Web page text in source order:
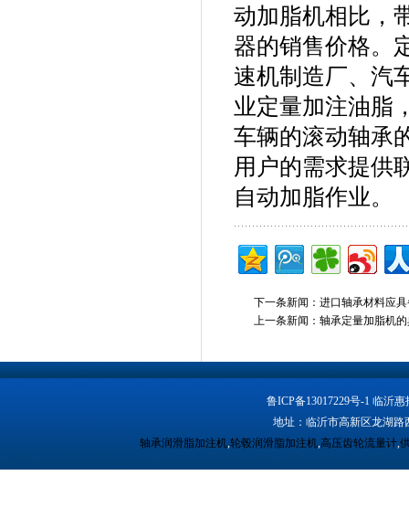
动加脂机相比，
器的销售价格。
速机制造厂、汽
业定量加注油脂
车辆的滚动轴承
用户的需求提供
自动加脂作业。
下一条新闻： 进口轴承材料应
上一条新闻： 轴承定量加脂机
鲁ICP备13017229号-1 临沂
地址：临沂市高新区龙湖路
轴承润滑脂加注机,轮毂润滑脂加注机,高压齿轮流量计,